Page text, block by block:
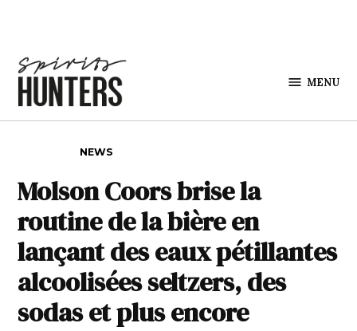
MENU
NEWS
Molson Coors brise la
routine de la bière en
lançant des eaux pétillantes
alcoolisées seltzers, des
sodas et plus encore